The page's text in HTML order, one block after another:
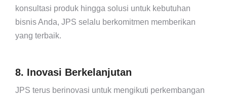
konsultasi produk hingga solusi untuk kebutuhan
bisnis Anda, JPS selalu berkomitmen memberikan
yang terbaik.
8. Inovasi Berkelanjutan
JPS terus berinovasi untuk mengikuti perkembangan